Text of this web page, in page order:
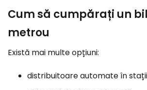
Cum să cumpărați un
metrou
Există mai multe opțiuni:
distribuitoare automate în stații